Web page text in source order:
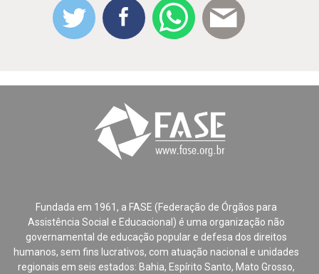
Fundada em 1961, a FASE (Federação de Órgãos para
Assistência Social e Educacional) é uma organização não
governamental de educação popular e defesa dos direitos
humanos, sem fins lucrativos, com atuação nacional e unidades
regionais em seis estados: Bahia, Espírito Santo, Mato Grosso,